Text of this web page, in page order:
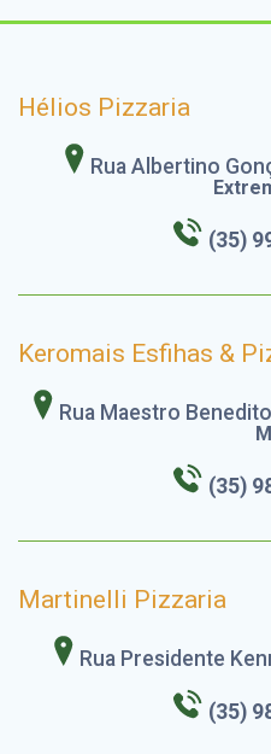
Hélios Pizzaria
Rua Albertino
(35)
Keromais Esfihas &
Rua Maestro
(35)
Martinelli Pizzaria
Rua Presidente
(35)